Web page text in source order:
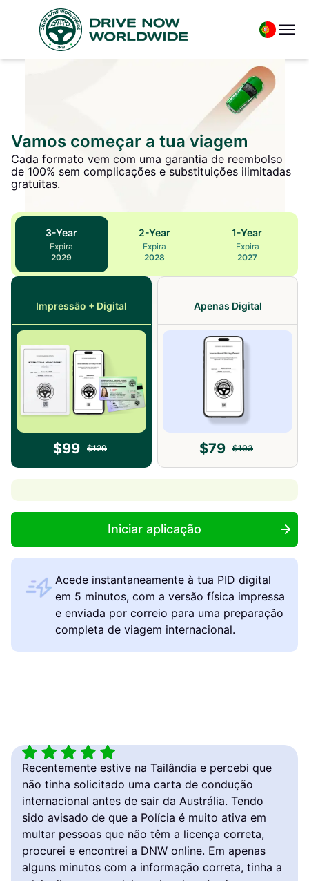
Vamos começar a tua viagem
Cada formato vem com uma garantia de reembolso
de 100% sem complicações e substituições ilimitadas
gratuitas.
3-Year
Expira
2029
2-Year
Expira
2028
1-Year
Expira
2027
Impressão + Digital
$99 $129
Apenas Digital
$79 $103
Iniciar aplicação
Acede instantaneamente à tua PID digital
em 5 minutos, com a versão física impressa
e enviada por correio para uma preparação
completa de viagem internacional.
Recentemente estive na Tailândia e percebi que
não tinha solicitado uma carta de condução
internacional antes de sair da Austrália. Tendo
sido avisado de que a Polícia é muito ativa em
multar pessoas que não têm a licença correta,
procurei e encontrei a DNW online. Em apenas
alguns minutos com a informação correta, tinha a